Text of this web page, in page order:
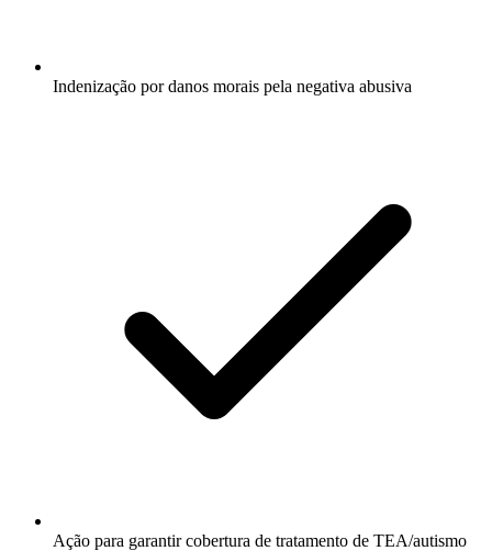
Indenização por danos morais pela negativa abusiva
Ação para garantir cobertura de tratamento de TEA/autismo